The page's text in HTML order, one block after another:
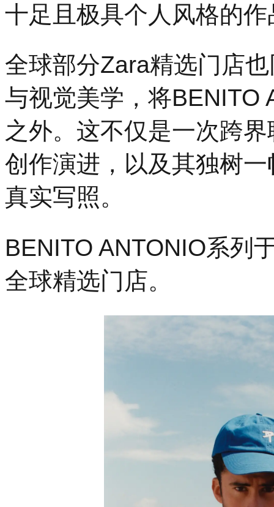
十足且极具个人风格的作
全球部分Zara精选门店
与视觉美学，将BENITO
之外。这不仅是一次跨
创作演进，以及其独树
真实写照。
BENITO ANTONIO系列
全球精选门店。